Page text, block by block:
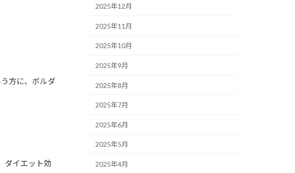
方に、ボルダ
ダイエット効
2025年12月
2025年11月
2025年10月
2025年9月
2025年8月
2025年7月
2025年6月
2025年5月
2025年4月